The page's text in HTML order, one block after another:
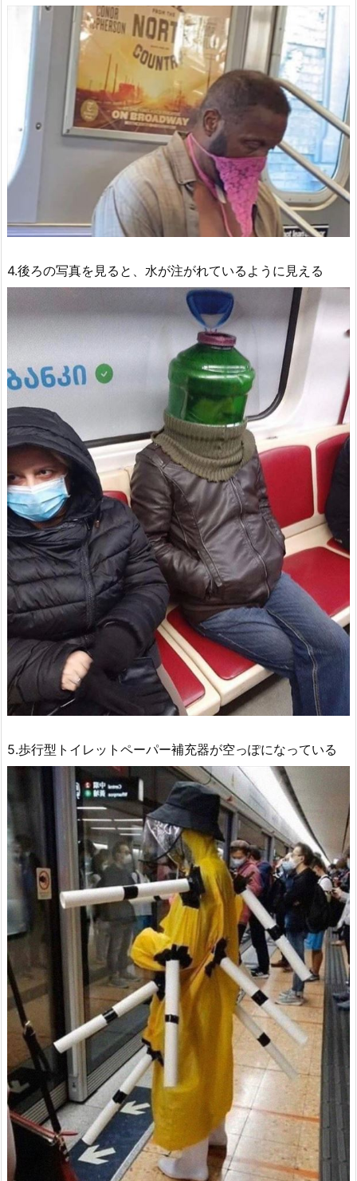
4.後ろの写真を見ると、水が注がれているように見える
5.歩行型トイレットペーパー補充器が空っぽになっている